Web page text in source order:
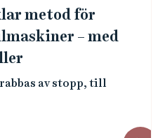
metod för
– med
av stopp, till